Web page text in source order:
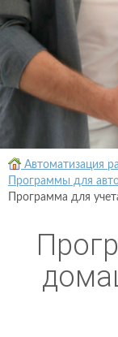
Автоматизация
Программы для
Программа для